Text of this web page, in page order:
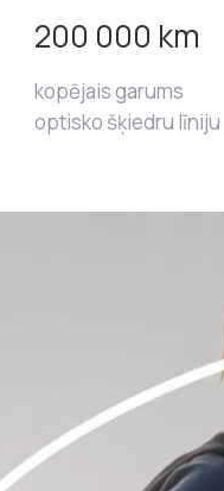
200 000 km
kopējais garums
optisko šķiedru līniju